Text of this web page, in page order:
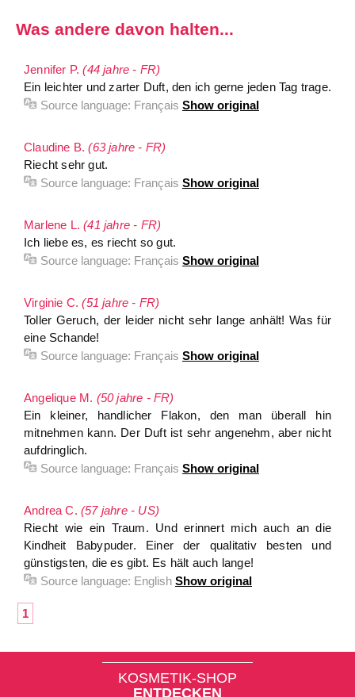
Was andere davon halten...
Jennifer P.(44 jahre - FR)
Ein leichter und zarter Duft, den ich gerne jeden Tag trage.
Source language: Français Show original
Claudine B.(63 jahre - FR)
Riecht sehr gut.
Source language: Français Show original
Marlene L.(41 jahre - FR)
Ich liebe es, es riecht so gut.
Source language: Français Show original
Virginie C.(51 jahre - FR)
Toller Geruch, der leider nicht sehr lange anhält! Was für
eine Schande!
Source language: Français Show original
Angelique M. (50 jahre - FR)
Ein kleiner, handlicher Flakon, den man überall hin
mitnehmen kann. Der Duft ist sehr angenehm, aber nicht
aufdringlich.
Source language: Français Show original
Andrea C. (57 jahre - US)
Riecht wie ein Traum. Und erinnert mich auch an die
Kindheit Babypuder. Einer der qualitativ besten und
günstigsten, die es gibt. Es hält auch lange!
Source language: English Show original
1
KOSMETIK-SHOP
ENTDECKEN